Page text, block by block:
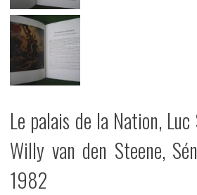
Le palais de la Nation,
Willy van den Steene,
1982